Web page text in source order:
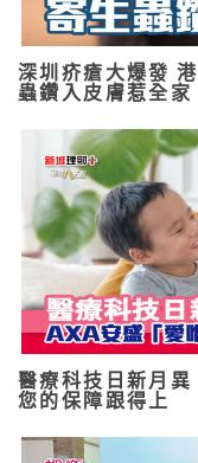
深圳疥瘡大爆發
蟲鑽入皮膚惹全家
醫療科技日新月
您的保障跟得上